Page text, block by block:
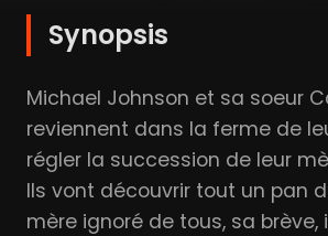
Synopsis
Michael Johnson et sa soeur
reviennent dans la ferme de
régler la succession de leur
Ils vont découvrir tout un pan
mère ignoré de tous, sa brève,